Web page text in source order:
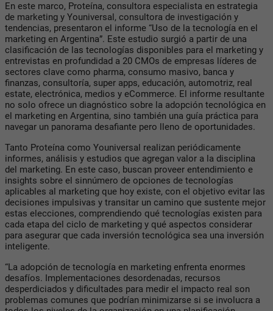
En este marco, Proteína, consultora especialista en estrategia
de marketing y Youniversal, consultora de investigación y
tendencias, presentaron el informe “Uso de la tecnología en el
marketing en Argentina”. Este estudio surgió a partir de una
clasificación de las tecnologías disponibles para el marketing y
entrevistas en profundidad a 20 CMOs de empresas líderes de
sectores clave como pharma, consumo masivo, banca y
finanzas, consultoría, super apps, educación, automotriz, real
estate, electrónica, medios y eCommerce. El informe resultante
no solo ofrece un diagnóstico sobre la adopción tecnológica en
el marketing en Argentina, sino también una guía práctica para
navegar un panorama desafiante pero lleno de oportunidades.
Tanto Proteína como Youniversal realizan periódicamente
informes, análisis y estudios que agregan valor a la disciplina
del marketing. En este caso, buscan proveer entendimiento e
insights sobre el sinnúmero de opciones de tecnologías
aplicables al marketing que hoy existe, con el objetivo evitar las
decisiones impulsivas y transitar un camino que sustente mejor
estas elecciones, comprendiendo qué tecnologías existen para
cada etapa del ciclo de marketing y qué aspectos considerar
para asegurar que cada inversión tecnológica sea una inversión
inteligente.
“La adopción de tecnología en marketing enfrenta enormes
desafíos. Implementaciones desordenadas, recursos
desperdiciados y dificultades para medir el impacto real son
problemas comunes que podrían minimizarse si se involucra a